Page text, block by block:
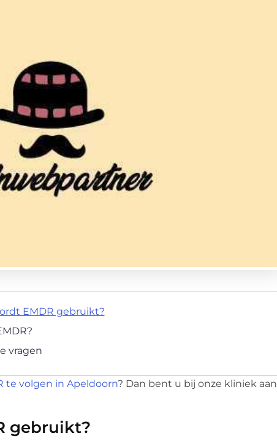
EMDR gebruikt?
vragen
te volgen in Apeldoorn? Dan bent u bij onze kliniek aan
gebruikt?